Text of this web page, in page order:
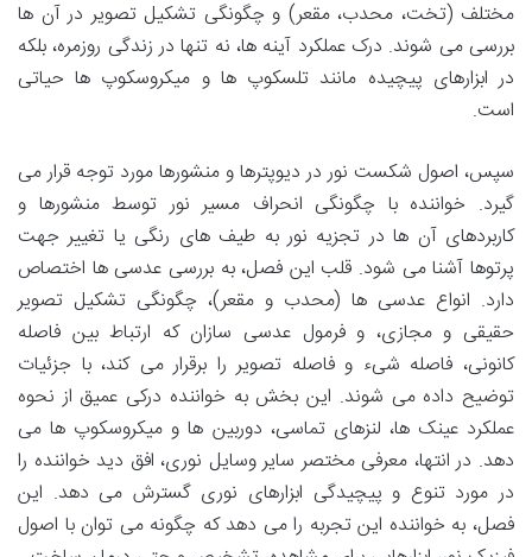
مختلف (تخت، محدب، مقعر) و چگونگی تشکیل تصویر در آن ها
بررسی می شوند. درک عملکرد آینه ها، نه تنها در زندگی روزمره، بلکه
در ابزارهای پیچیده مانند تلسکوپ ها و میکروسکوپ ها حیاتی
است.
سپس، اصول شکست نور در دیوپترها و منشورها مورد توجه قرار می
گیرد. خواننده با چگونگی انحراف مسیر نور توسط منشورها و
کاربردهای آن ها در تجزیه نور به طیف های رنگی یا تغییر جهت
پرتوها آشنا می شود. قلب این فصل، به بررسی عدسی ها اختصاص
دارد. انواع عدسی ها (محدب و مقعر)، چگونگی تشکیل تصویر
حقیقی و مجازی، و فرمول عدسی سازان که ارتباط بین فاصله
کانونی، فاصله شیء و فاصله تصویر را برقرار می کند، با جزئیات
توضیح داده می شوند. این بخش به خواننده درکی عمیق از نحوه
عملکرد عینک ها، لنزهای تماسی، دوربین ها و میکروسکوپ ها می
دهد. در انتها، معرفی مختصر سایر وسایل نوری، افق دید خواننده را
در مورد تنوع و پیچیدگی ابزارهای نوری گسترش می دهد. این
فصل، به خواننده این تجربه را می دهد که چگونه می توان با اصول